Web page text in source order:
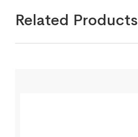
Related Products